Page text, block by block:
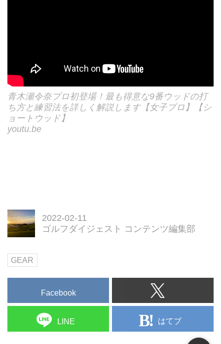
青木瀬令奈プロ初登場！最も得意な9番ウッドの打
ち方と練習法を詳しく解説します【女子プロ】【シ
ョートウッド】
youtu.be
2022-02-11
ゴルフダイジェスト コンテンツ編集部
GEAR
Facebook
LINE はてブ